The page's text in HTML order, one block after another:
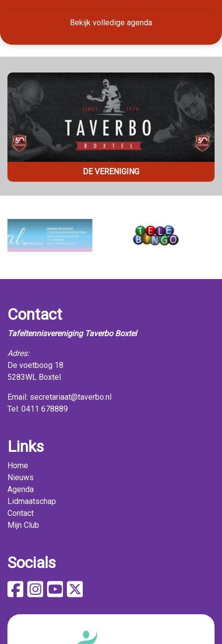
Bekijk volledige agenda
DE VERENIGING
Contact
Tafeltennisvereniging Taverbo Boxtel
Adres:
De voetboog 18
5283WL Boxtel
Email: secretariaat@taverbo.nl
Tel: 0411 678889
Links
Home
Nieuws
Agenda
Lidmaatschap
Contact
Mijn Club
Socials